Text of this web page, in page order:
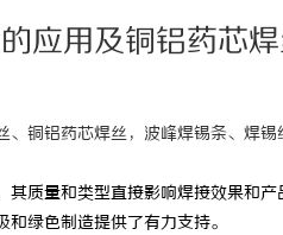
应用及铜铝药芯
、铜铝药芯焊丝，波峰焊锡条、焊锡
质量和类型直接影响焊接效果和
绿色制造提供了有力支持。